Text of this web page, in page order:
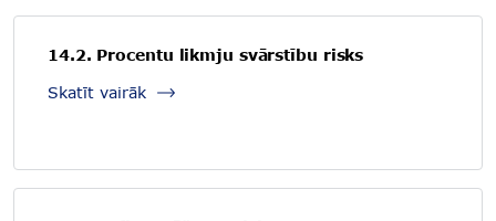
14.2. Procentu likmju svārstību risks
Skatīt vairāk